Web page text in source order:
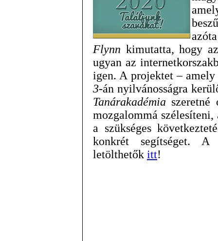
Flynn kimutatta, hogy
ugyan az
igen. A projektet –
3-án nyilvánosságra
Tanárakadémia szeretné
mozgalommá
a szükséges
konkrét segítséget.
letölthetők itt!